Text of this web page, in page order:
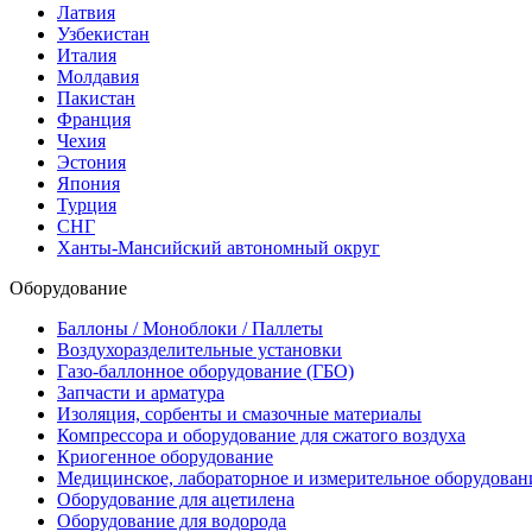
Латвия
Узбекистан
Италия
Молдавия
Пакистан
Франция
Чехия
Эстония
Япония
Турция
СНГ
Ханты-Мансийский автономный округ
Оборудование
Баллоны / Моноблоки / Паллеты
Воздухоразделительные установки
Газо-баллонное оборудование (ГБО)
Запчасти и арматура
Изоляция, сорбенты и смазочные материалы
Компрессора и оборудование для сжатого воздуха
Криогенное оборудование
Медицинское, лабораторное и измерительное
Оборудование для ацетилена
Оборудование для водорода